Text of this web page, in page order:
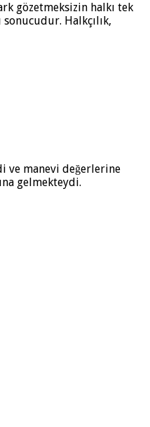
gözetmeksizin halkı tek
Halkçılık,
ve manevi değerlerine
gelmekteydi.